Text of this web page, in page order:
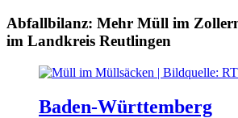
Abfallbilanz: Mehr Müll im
im Landkreis Reutlingen
Baden-Württemberg